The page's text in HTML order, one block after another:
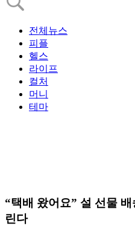
전체뉴스
피플
헬스
라이프
컬처
머니
테마
“택배 왔어요” 설 선물
린다